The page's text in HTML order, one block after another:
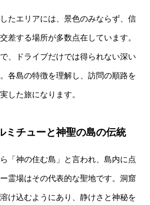
たエリアには、景色のみならず、信
差する場所が多数点在しています。
、ドライブだけでは得られない深い
各島の特徴を理解し、訪問の順路を
した旅になります。
ミチューと神聖の島の伝統
「神の住む島」と言われ、島内に点
霊場はその代表的な聖地です。洞窟
け込むようにあり、静けさと神秘を